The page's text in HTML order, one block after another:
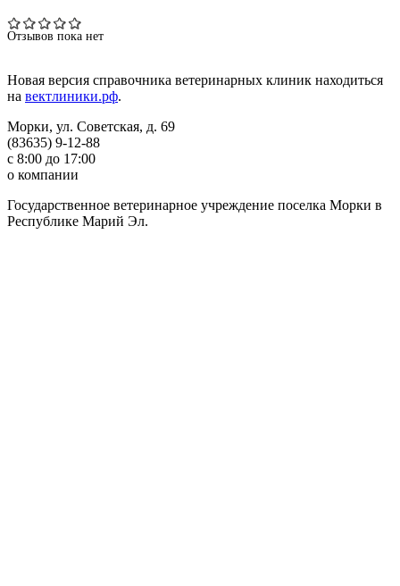
Отзывов пока нет
Новая версия справочника ветеринарных клиник находиться
на вектлиники.рф.
Морки, ул. Советская, д. 69
(83635) 9-12-88
с 8:00 до 17:00
о компании
Государственное ветеринарное учреждение поселка Морки в
Республике Марий Эл.